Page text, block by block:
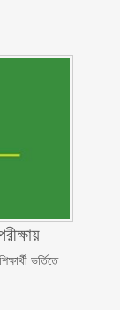
ভর্তিতে